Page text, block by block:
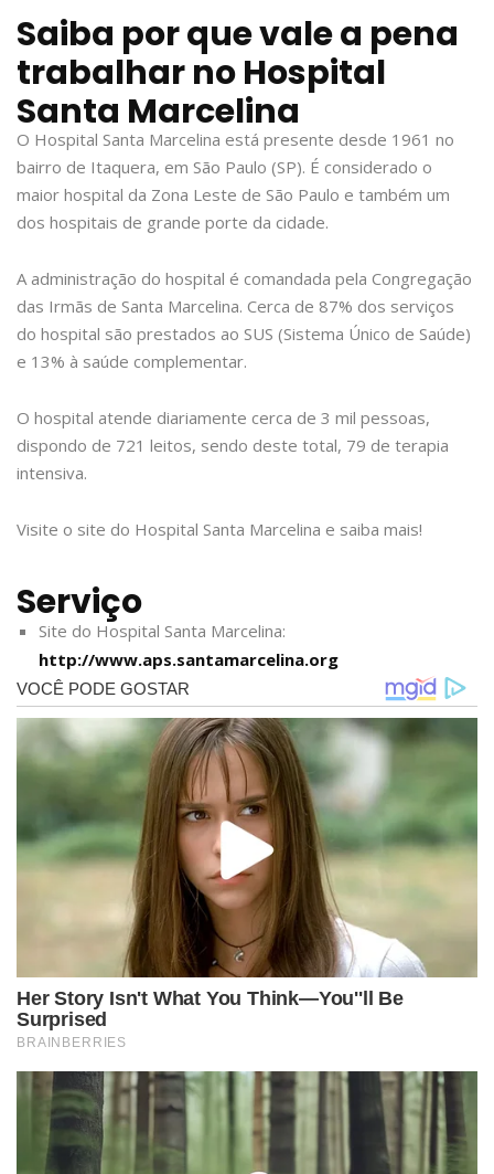
Saiba por que vale a pena
trabalhar no Hospital
Santa Marcelina
O Hospital Santa Marcelina está presente desde 1961 no
bairro de Itaquera, em São Paulo (SP). É considerado o
maior hospital da Zona Leste de São Paulo e também um
dos hospitais de grande porte da cidade.
A administração do hospital é comandada pela Congregação
das Irmãs de Santa Marcelina. Cerca de 87% dos serviços
do hospital são prestados ao SUS (Sistema Único de Saúde)
e 13% à saúde complementar.
O hospital atende diariamente cerca de 3 mil pessoas,
dispondo de 721 leitos, sendo deste total, 79 de terapia
intensiva.
Visite o site do Hospital Santa Marcelina e saiba mais!
Serviço
Site do Hospital Santa Marcelina:
http://www.aps.santamarcelina.org